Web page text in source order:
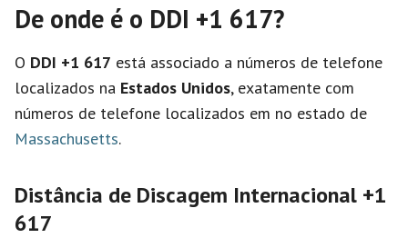
De onde é o DDI +1 617?
O DDI +1 617 está associado a números de telefone
localizados na Estados Unidos, exatamente com
números de telefone localizados em no estado de
Massachusetts.
Distância de Discagem Internacional +1
617